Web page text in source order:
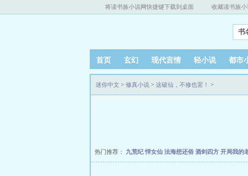
将读书族小说网快捷键下载到桌面 收藏读书族小
书
首页 玄幻 现代言情 轻小说 都市
迷你中文 > 修真小说 > 这破仙，不修也罢！ >
热门推荐： 九荒纪悍女仙 法海想还俗 酒剑四方 开局我的